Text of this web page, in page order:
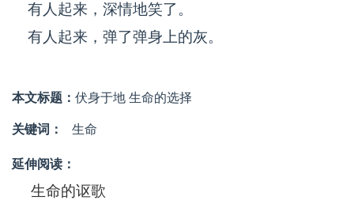
有人起来，深情地笑了。
有人起来，弹了弹身上的灰。
本文标题： 伏身于地 生命的选择
关键词： 生命
延伸阅读：
生命的讴歌